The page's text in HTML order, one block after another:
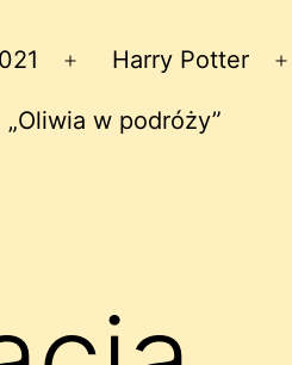
Rozwiń
menu
Harry Potter
w podróży”